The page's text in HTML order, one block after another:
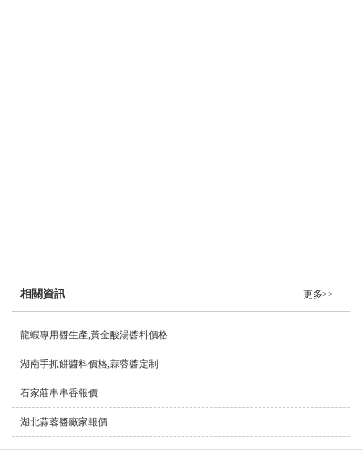
相關資訊 更多>>
龍蝦專用醬生產,黃金酸湯醬料價格
湖南手抓餅醬料價格,蒜蓉醬定制
石家莊串串香報價
湖北蒜蓉醬廠家報價